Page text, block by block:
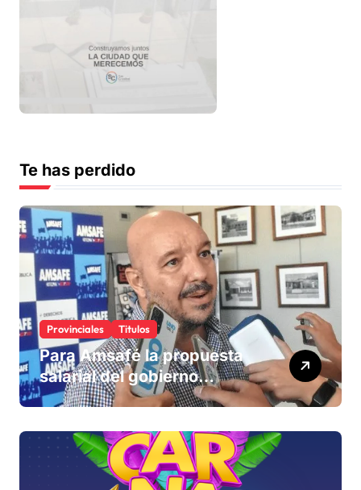
Te has perdido
Provinciales Titulos
Para Amsafé la propuesta
salarial del gobierno
«queda corta» y el viernes
rechaza